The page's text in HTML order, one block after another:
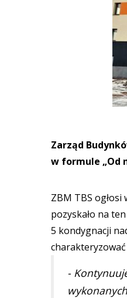
Zarząd
w formule „Od
ZBM TBS
pozyskało na
5 kondygnacji
-